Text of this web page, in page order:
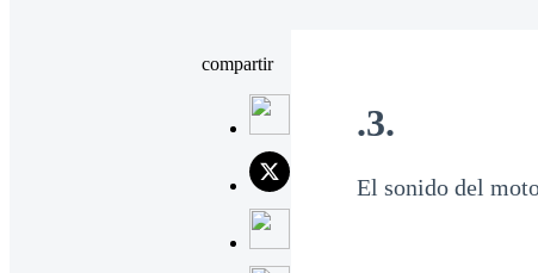
compartir
.3.
El sonido del